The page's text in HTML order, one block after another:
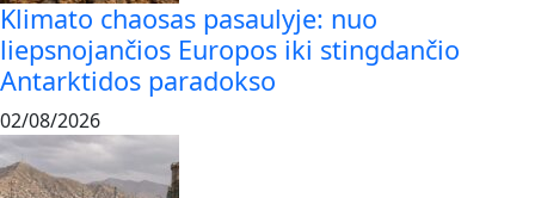
Klimato chaosas pasaulyje: nuo
liepsnojančios Europos iki stingdančio
Antarktidos paradokso
02/08/2026